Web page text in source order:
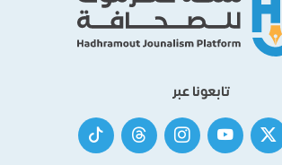
تابعونا عبر